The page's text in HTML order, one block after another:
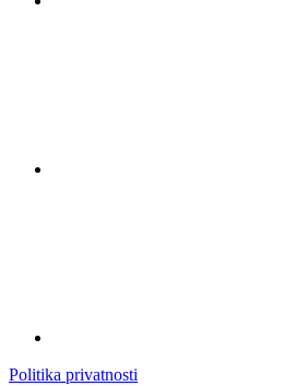
Politika privatnosti